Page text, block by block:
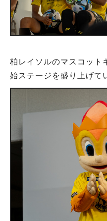
柏レイソルのマスコット
始ステージを盛り上げて